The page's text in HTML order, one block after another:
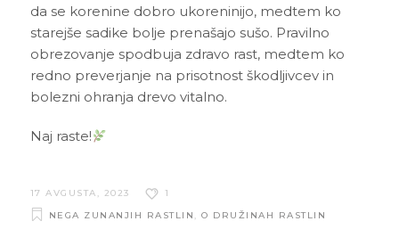
da se korenine dobro ukoreninijo, medtem ko
starejše sadike bolje prenašajo sušo. Pravilno
obrezovanje spodbuja zdravo rast, medtem ko
redno preverjanje na prisotnost škodljivcev in
bolezni ohranja drevo vitalno.
Naj raste!
17 AVGUSTA, 2023
1
NEGA ZUNANJIH RASTLIN ,O DRUŽINAH RASTLIN